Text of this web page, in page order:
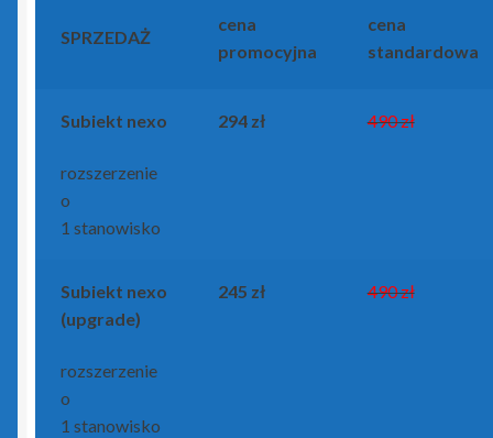
Subiekt123
zielony PLUS dla InsERT GT
Insert Nexo i Nexo Pro
Biuro Nexo
Gestor Nexo Pro
SPRZEDAŻ
cena
promocyjna
cena
standardowa
Subiekt nexo
rozszerzenie
o
1 stanowisko
294 zł 490 zł
Subiekt nexo
(upgrade)
rozszerzenie
o
1 stanowisko
245 zł 490 zł